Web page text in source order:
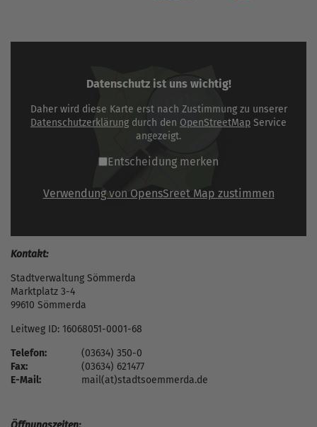
Datenschutz ist uns wichtig!
Daher wird diese Karte erst nach Zustimmung zu unserer
Datenschutzerklärung durch den OpenStreetMap Service
angezeigt.
Entscheidung merken
Verwendung von OpensSreet Map zustimmen
Kontakt:
Stadtverwaltung Sömmerda
Marktplatz 3-4
99610 Sömmerda
Leitweg ID: 16068051-0001-68
Telefon:
(03634) 350-0
Fax:
(03634) 621477
E-Mail:
mail(at)stadtsoemmerda.de